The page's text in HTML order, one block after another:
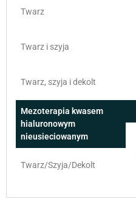
Twarz
Twarz i szyja
Twarz, szyja i dekolt
Mezoterapia kwasem
hialuronowym
nieusieciowanym
Twarz/Szyja/Dekolt